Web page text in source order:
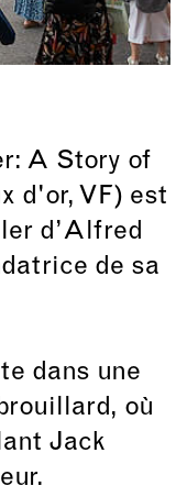
A Story of
d'or, VF) est
d’Alfred
de sa
dans une
où
Jack